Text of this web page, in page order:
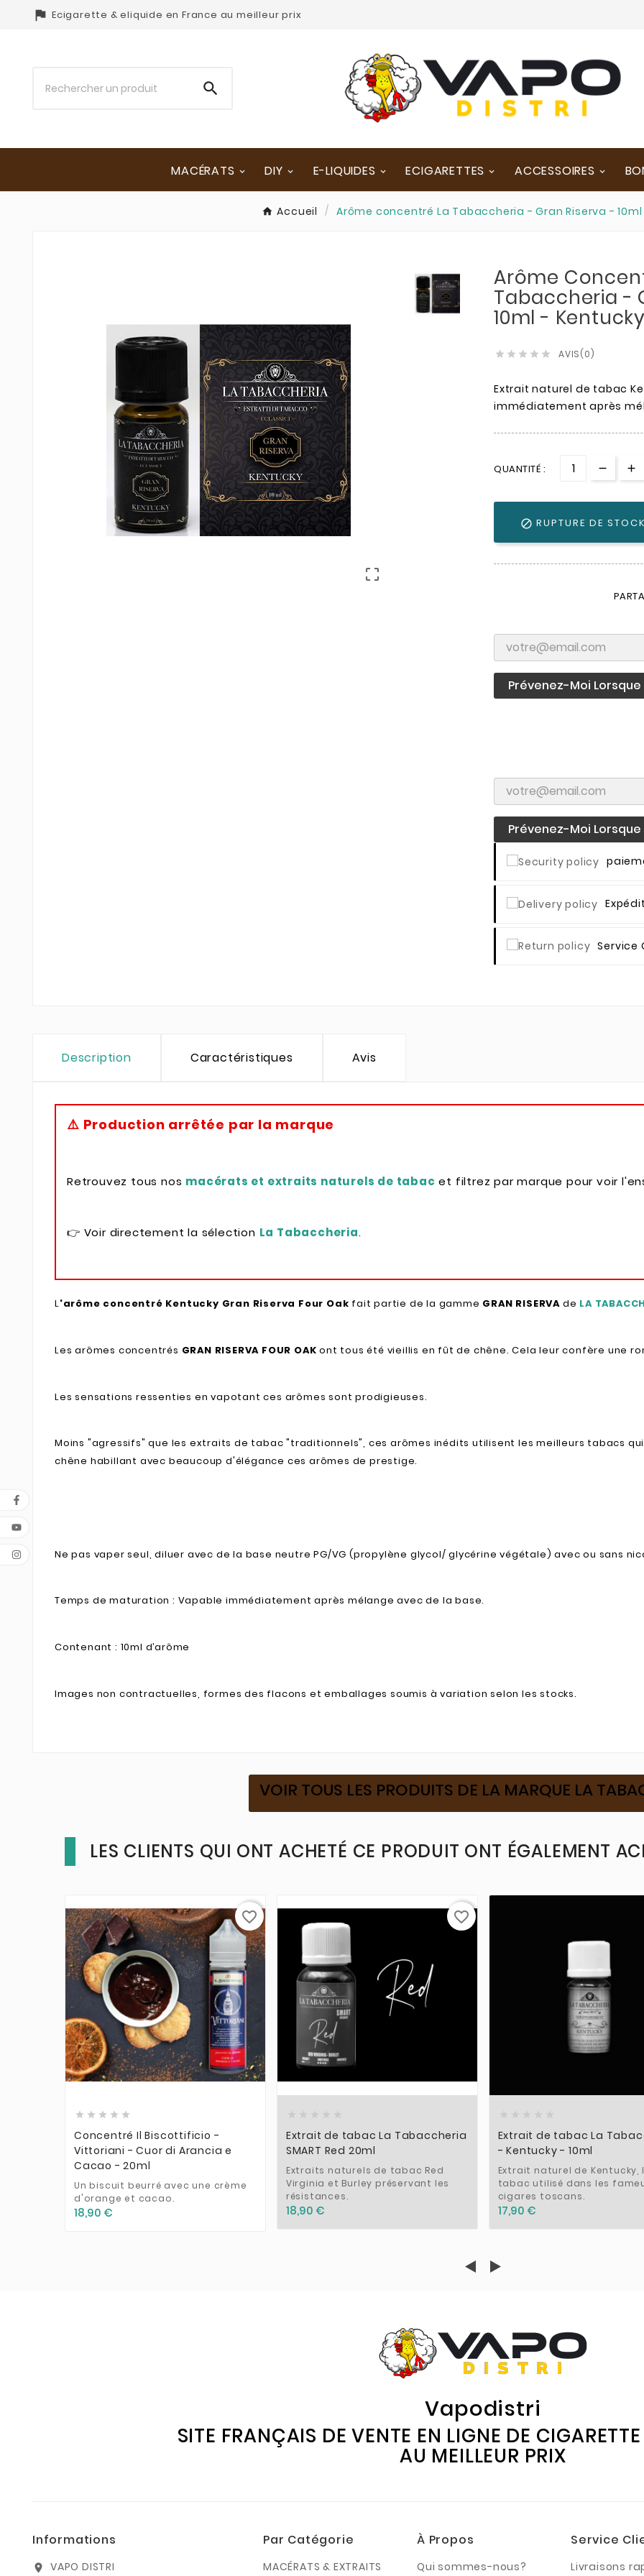
 Ecigarette & eliquide en France au meilleur prix

MACÉRATS DIY E-LIQUIDES ECIGARETTES ACCESSOIRES
Accueil Arôme concentré La Tabaccheria - Gran Riserva -

Arôme
Tabaccheria -
10ml - Kentucky
     AVIS(0)
Extrait naturel de tabac
immédiatement après
QUANTITÉ :
 RUPTURE DE STOCK
Prévenez-Moi
Prévenez-Moi
Service
Description Caractéristiques Avis
⚠️ Production arrêtée par la marque
Retrouvez tous nos macérats et extraits naturels de tabac et filtrez par marque pour voir
👉 Voir directement la sélection La Tabaccheria.
L'arôme concentré Kentucky Gran Riserva Four Oak fait partie de la gamme GRAN RISERVA de LA
Les arômes concentrés GRAN RISERVA FOUR OAK ont tous été vieillis en fût de chêne. Cela leur confère une
Les sensations ressenties en vapotant ces arômes sont prodigieuses.
Moins "agressifs" que les extraits de tabac "traditionnels", ces arômes inédits utilisent les meilleurs tabacs
chêne habillant avec beaucoup d'élégance ces arômes de prestige.
Ne pas vaper seul, diluer avec de la base neutre PG/VG (propylène glycol/ glycérine végétale) avec ou sans
Temps de maturation : Vapable immédiatement après mélange avec de la base.
Contenant : 10ml d’arôme
Images non contractuelles, formes des flacons et emballages soumis à variation selon les stocks.
VOIR TOUS LES PRODUITS DE LA MARQUE LA
LES CLIENTS QUI ONT ACHETÉ CE PRODUIT ONT ÉGALEMENT
  
    
Concentré Il Biscottificio -
Vittoriani - Cuor di Arancia e
Cacao - 20ml
Un biscuit beurré avec une crème
d'orange et cacao.
18,90 €
favorite_border
  
Extrait de tabac La Tabaccheria
SMART Red 20ml
Extraits naturels de tabac Red
Virginia et Burley préservant les
résistances.
18,90 €
favorite_border
Extrait de tabac La
- Kentucky - 10ml
Extrait naturel de Kentucky,
tabac utilisé dans les
cigares toscans.
17,90 €
Vapodistri
SITE FRANÇAIS DE VENTE EN LIGNE DE
AU MEILLEUR PRIX
Informations
location_on
VAPO DISTRI
Par Catégorie
MACÉRATS & EXTRAITS
À Propos
Qui sommes-nous?
Service
Livraisons